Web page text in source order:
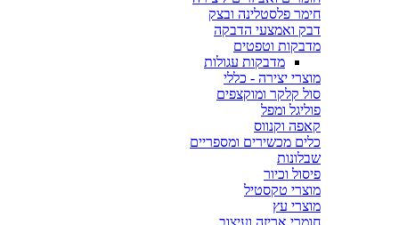
חימר פלסטלינה ובצק
דבק ואמצעי הדבקה
מדבקות וטפטים
מדבקות עגולות
מוצרי יצירה - כללי
סול קלקר ומוקצפים
פוליגל ומפל
קאפה וקנווס
כלים מכשירים ומספריים
שבלונות
פיסול וכיור
מוצרי טקסטיל
מוצרי עץ
חומרי אריזה ועיצוב